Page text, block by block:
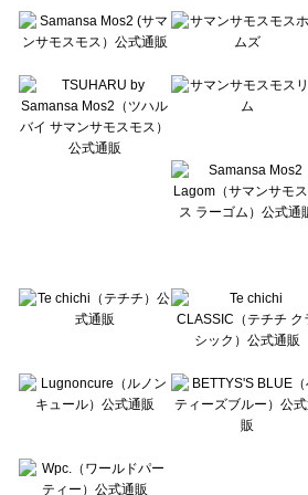
Te chichi（テチチ）の雑貨一覧
Te chichi CLASSIC（テチチ クラシック）の雑貨一覧
Lugnoncure（ルノンキュール）の雑貨一覧
BETTY'S BLUE（べティーズブルー）の雑貨一覧
Wpc.（ワールドパーティー）の雑貨一覧